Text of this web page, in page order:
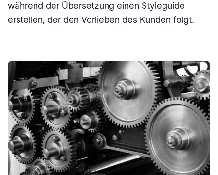
während der Übersetzung einen Styleguide
erstellen, der den Vorlieben des Kunden folgt.